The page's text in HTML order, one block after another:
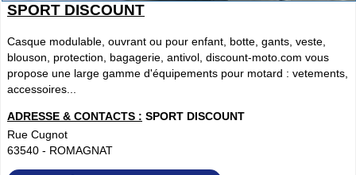
SPORT DISCOUNT
Casque modulable, ouvrant ou pour enfant, botte, gants, veste,
blouson, protection, bagagerie, antivol, discount-moto.com vous
propose une large gamme d'équipements pour motard : vetements,
accessoires...
ADRESSE & CONTACTS : SPORT DISCOUNT
Rue Cugnot
63540 - ROMAGNAT